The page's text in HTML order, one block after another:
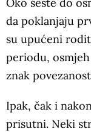
Oko šeste do
da poklanjaju
su upućeni
periodu,
znak
Ipak, čak i
prisutni. Neki